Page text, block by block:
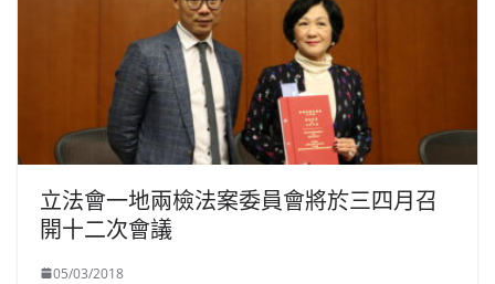
立法會一地兩檢法案委員會將於三四月召
開十二次會議
05/03/2018